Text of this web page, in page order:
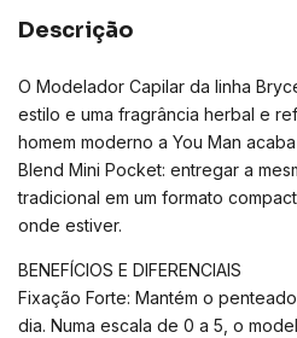
Descrição
O Modelador Capilar da linha
estilo e uma fragrância herbal e
homem moderno a You Man
Blend Mini Pocket: entregar a
tradicional em um formato
onde estiver.
BENEFÍCIOS E DIFERENCIAIS
Fixação Forte: Mantém o
dia. Numa escala de 0 a 5, o